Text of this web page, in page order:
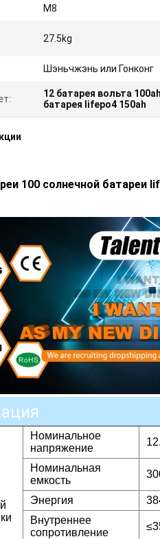
M8
27.5kg
Шэньчжэнь или Гонконг
12 батарея вольта
батарея lifepo4 150ah
100 солнечной батареи
Номинальное
напряжение
Номинальная
емкость
Энергия
Внутреннее
сопротивление